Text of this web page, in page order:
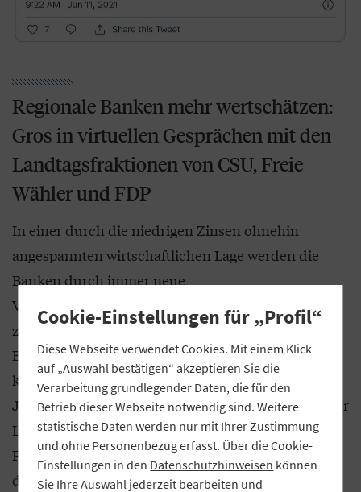
Regionale Banken mehr wertschätzen:
Gros in virtuellen Gesprächen mit den
Landtagsfraktionen von CSU, Freie
Wähler und FDP
In einer durch die niedrigen Zinsen ohnehin
angespannten wirtschaftlichen Lage werden die
Banken durch immer neue
Verbraucherschutzvorgaben und Gerichtsurteile
zusätzlich belastet. Beides erschwere es den
Banken, Einkommenseinbußen im Zinsgeschäft zu
kompensieren. Darauf machte GVB-Präsident
Jürgen Gros bei virtuellen Treffen mit Vertretern der
Landtagsfraktionen von CSU, Freien Wählern und
FDP aufmerksam. Sowohl bei dem Gespräch mit
den CSU-Abgeordneten als auch bei dem Treffen
Cookie-Einstellungen für „Profil“
Diese Webseite verwendet Cookies. Mit einem Klick
auf „Auswahl bestätigen“ akzeptieren Sie die
Verarbeitung grundlegender Daten, die für den
Betrieb dieser Webseite notwendig sind. Weitere
statistische Daten werden nur mit Ihrer Zustimmung
und ohne Personenbezug erfasst. Über die Cookie-
Einstellungen in den Datenschutzhinweisen können
Sie Ihre Auswahl jederzeit bearbeiten und